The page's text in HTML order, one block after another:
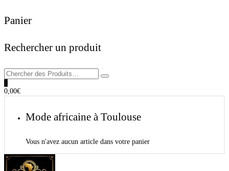
Panier
Rechercher un produit
0,00€
Mode africaine à Toulouse
Vous n'avez aucun article dans votre panier